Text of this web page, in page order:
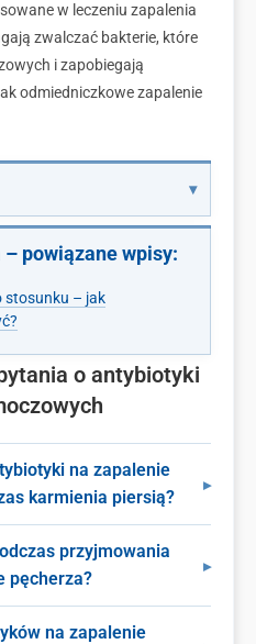
w leczeniu zapalenia
zwalczać bakterie, które
i zapobiegają
odmiedniczkowe zapalenie
powiązane wpisy:
stosunku – jak
o antybiotyki
na zapalenie
karmienia piersią?
przyjmowania
pęcherza?
na zapalenie